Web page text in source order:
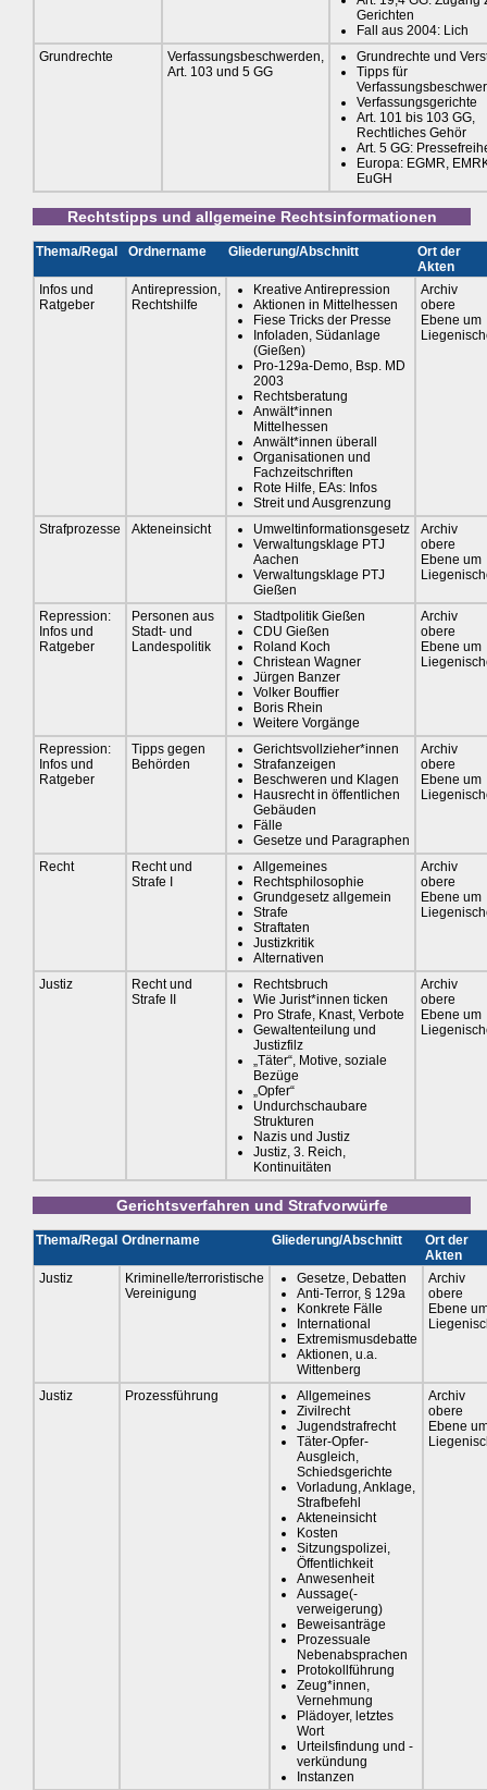
Gerichten
Fall aus 2004: Lich
Grundrechte
Verfassungsbeschwerden,
Art. 103 und 5 GG
Grundrechte und
Tipps für
Verfassungsgerichte
Art. 101 bis 103 GG,
Rechtliches Gehör
Art. 5 GG:
Europa: EGMR,
EuGH
Rechtstipps und allgemeine Rechtsinformationen
Thema/Regal Ordnername Gliederung/Abschnitt
Ort der
Akten
Infos und
Ratgeber
Antirepression,
Rechtshilfe
Kreative Antirepression
Aktionen in Mittelhessen
Fiese Tricks der Presse
Infoladen, Südanlage
(Gießen)
Pro-129a-Demo, Bsp. MD
2003
Rechtsberatung
Anwält*innen
Mittelhessen
Anwält*innen überall
Organisationen und
Fachzeitschriften
Rote Hilfe, EAs: Infos
Streit und Ausgrenzung
Archiv
obere
Ebene um
Strafprozesse Akteneinsicht
Umweltinformationsgesetz
Verwaltungsklage PTJ
Aachen
Verwaltungsklage PTJ
Gießen
Archiv
obere
Ebene um
Repression:
Infos und
Ratgeber
Personen aus
Stadt- und
Landespolitik
Stadtpolitik Gießen
CDU Gießen
Roland Koch
Christean Wagner
Jürgen Banzer
Volker Bouffier
Boris Rhein
Weitere Vorgänge
Archiv
obere
Ebene um
Repression:
Infos und
Ratgeber
Tipps gegen
Behörden
Gerichtsvollzieher*innen
Strafanzeigen
Beschweren und Klagen
Hausrecht in öffentlichen
Gebäuden
Fälle
Gesetze und Paragraphen
Archiv
obere
Ebene um
Recht
Recht und
Strafe I
Allgemeines
Rechtsphilosophie
Grundgesetz allgemein
Strafe
Straftaten
Justizkritik
Alternativen
Archiv
obere
Ebene um
Justiz
Recht und
Strafe II
Rechtsbruch
Wie Jurist*innen ticken
Pro Strafe, Knast, Verbote
Gewaltenteilung und
Justizfilz
„Täter“, Motive, soziale
Bezüge
„Opfer“
Undurchschaubare
Strukturen
Nazis und Justiz
Justiz, 3. Reich,
Kontinuitäten
Archiv
obere
Ebene um
Gerichtsverfahren und Strafvorwürfe
Thema/Regal Ordnername Gliederung/Abschnitt
Ort der
Akten
Justiz
Kriminelle/terroristische
Vereinigung
Gesetze, Debatten
Anti-Terror, § 129a
Konkrete Fälle
International
Extremismusdebatte
Aktionen, u.a.
Wittenberg
Archiv
obere
Ebene
Justiz Prozessführung
Allgemeines
Zivilrecht
Jugendstrafrecht
Täter-Opfer-
Ausgleich,
Schiedsgerichte
Vorladung, Anklage,
Strafbefehl
Akteneinsicht
Kosten
Sitzungspolizei,
Öffentlichkeit
Anwesenheit
Aussage(-
verweigerung)
Beweisanträge
Prozessuale
Nebenabsprachen
Protokollführung
Zeug*innen,
Vernehmung
Plädoyer, letztes
Wort
Urteilsfindung und -
verkündung
Instanzen
Archiv
obere
Ebene